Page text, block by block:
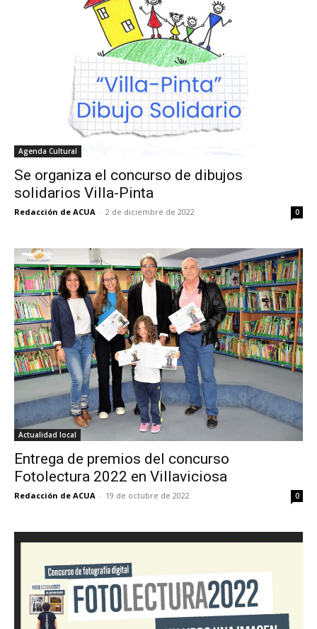
Agenda Cultural
Se organiza el concurso de dibujos
solidarios Villa-Pinta
Redacción de ACUA - 2 de diciembre de 2022 0
Actualidad local
Entrega de premios del concurso
Fotolectura 2022 en Villaviciosa
Redacción de ACUA - 19 de octubre de 2022 0